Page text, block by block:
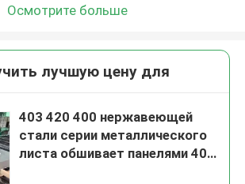
Осмотрите больше
лучшую цену для
403 420 400 нержавеющей
стали серии металлического
листа обшивает панелями 409